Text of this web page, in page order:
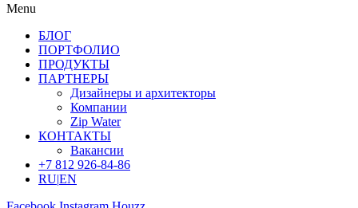
Menu
БЛОГ
ПОРТФОЛИО
ПРОДУКТЫ
ПАРТНЕРЫ
Дизайнеры и архитекторы
Компании
Zip Water
КОНТАКТЫ
Вакансии
+7 812 926-84-86
RU|EN